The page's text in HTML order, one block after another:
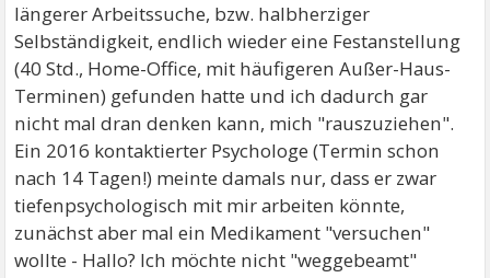
längerer Arbeitssuche, bzw. halbherziger
Selbständigkeit, endlich wieder eine Festanstellung
(40 Std., Home-Office, mit häufigeren Außer-Haus-
Terminen) gefunden hatte und ich dadurch gar
nicht mal dran denken kann, mich "rauszuziehen".
Ein 2016 kontaktierter Psychologe (Termin schon
nach 14 Tagen!) meinte damals nur, dass er zwar
tiefenpsychologisch mit mir arbeiten könnte,
zunächst aber mal ein Medikament "versuchen"
wollte - Hallo? Ich möchte nicht "weggebeamt"